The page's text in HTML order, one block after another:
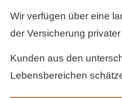
Wir verfügen über eine
der Versicherung
Kunden aus den
Lebensbereichen